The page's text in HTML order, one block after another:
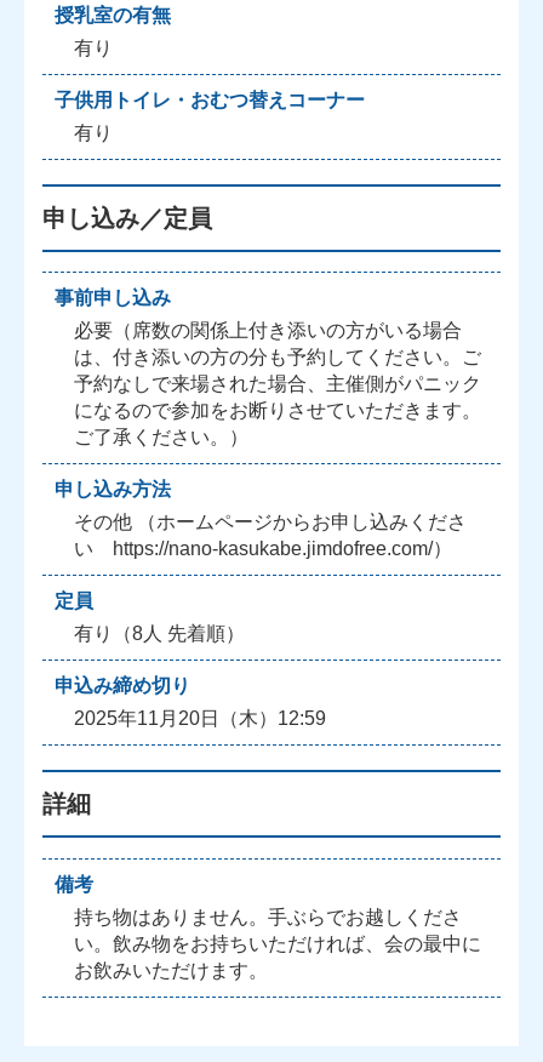
授乳室の有無
有り
子供用トイレ・おむつ替えコーナー
有り
申し込み／定員
事前申し込み
必要（席数の関係上付き添いの方がいる場合
は、付き添いの方の分も予約してください。ご
予約なしで来場された場合、主催側がパニック
になるので参加をお断りさせていただきます。
ご了承ください。）
申し込み方法
その他 （ホームページからお申し込みくださ
い https://nano-kasukabe.jimdofree.com/）
定員
有り（8人 先着順）
申込み締め切り
2025年11月20日（木）12:59
詳細
備考
持ち物はありません。手ぶらでお越しくださ
い。飲み物をお持ちいただければ、会の最中に
お飲みいただけます。